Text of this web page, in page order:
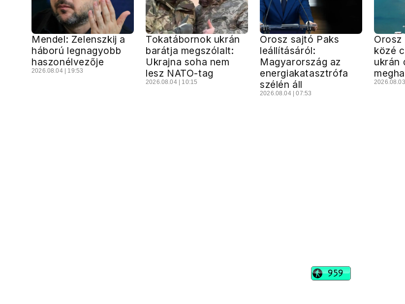
Mendel: Zelenszkij a
háború legnagyobb
haszonélvezője
2026.08.04 | 19:53
Tokatábornok ukrán
barátja megszólalt:
Ukrajna soha nem
lesz NATO-tag
2026.08.04 | 10:15
Orosz sajtó Paks
leállításáról:
Magyarország az
energiakatasztrófa
szélén áll
2026.08.04 | 07:53
közé
ukrán